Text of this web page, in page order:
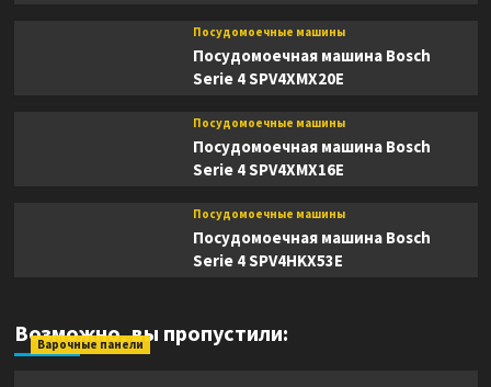
Посудомоечные машины
Посудомоечная машина Bosch
Serie 4 SPV4XMX20E
Посудомоечные машины
Посудомоечная машина Bosch
Serie 4 SPV4XMX16E
Посудомоечные машины
Посудомоечная машина Bosch
Serie 4 SPV4HKX53E
Возможно, вы пропустили:
Варочные панели